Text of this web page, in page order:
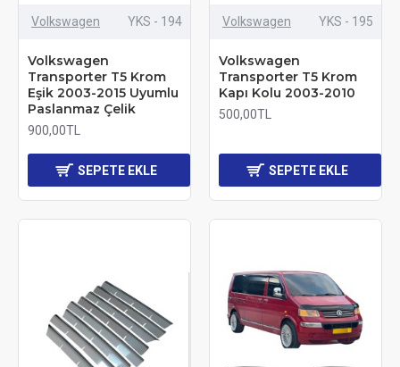
Volkswagen YKS - 194
Volkswagen
Transporter T5 Krom
Eşik 2003-2015 Uyumlu
Paslanmaz Çelik
900,00TL
SEPETE EKLE
Volkswagen YKS - 195
Volkswagen
Transporter T5 Krom
Kapı Kolu 2003-2010
500,00TL
SEPETE EKLE